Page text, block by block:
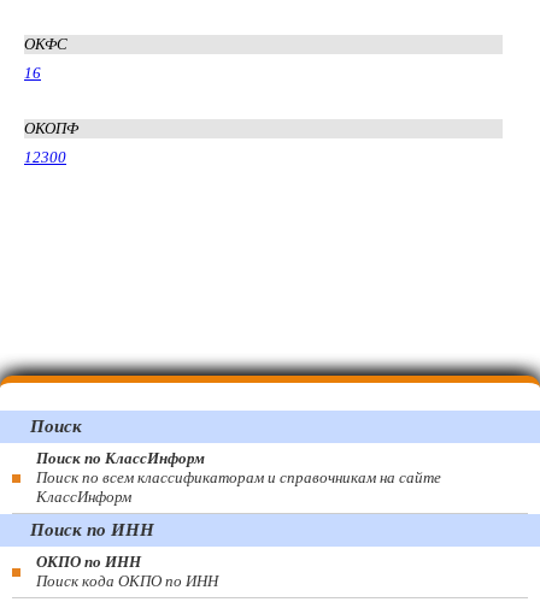
ОКФС
16
ОКОПФ
12300
Поиск
Поиск по КлассИнформ
Поиск по всем классификаторам и справочникам на сайте
КлассИнформ
Поиск по ИНН
ОКПО по ИНН
Поиск кода ОКПО по ИНН